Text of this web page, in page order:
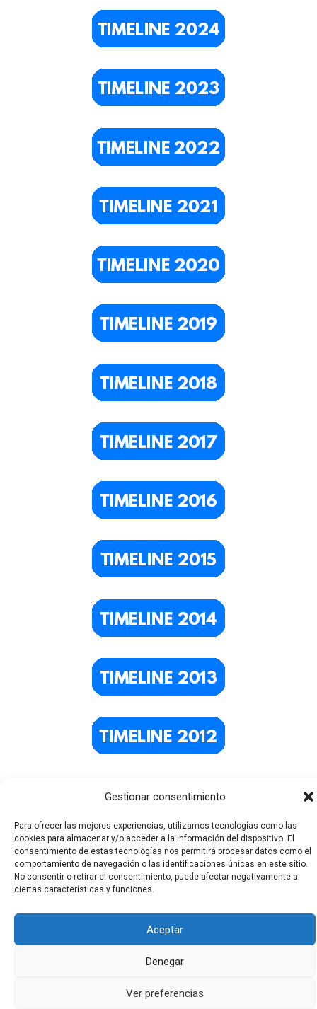
Gestionar consentimiento
Para ofrecer las mejores experiencias, utilizamos tecnologías como las
cookies para almacenar y/o acceder a la información del dispositivo. El
consentimiento de estas tecnologías nos permitirá procesar datos como el
comportamiento de navegación o las identificaciones únicas en este sitio.
No consentir o retirar el consentimiento, puede afectar negativamente a
ciertas características y funciones.
Aceptar
Denegar
Ver preferencias
Todos los derechos © 2026 El Funerario Digital | Funciona